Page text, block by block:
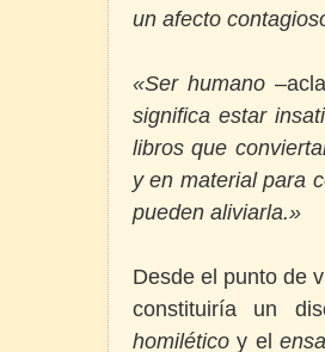
un afecto
«Ser humano
significa estar
libros que
y en material para
pueden aliviarla.»
Desde el punto de
constituiría un
homilético y el